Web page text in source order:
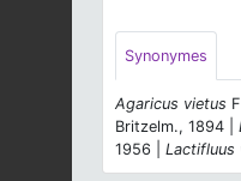
Synonymes
Agaricus vietus
Britzelm., 1894 |
1956 | Lactifluus